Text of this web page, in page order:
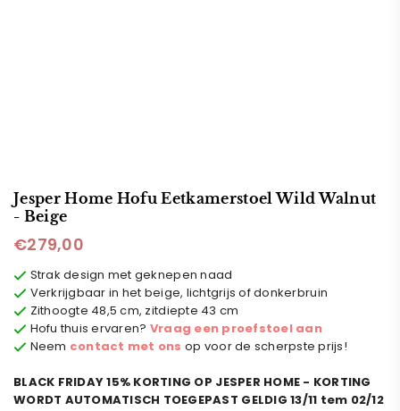
Jesper Home Hofu Eetkamerstoel Wild Walnut
- Beige
Normale
prijs
€279,00
Strak design met geknepen naad
Verkrijgbaar in het beige, lichtgrijs of donkerbruin
Zithoogte 48,5 cm, zitdiepte 43 cm
Hofu thuis ervaren? Vraag een proefstoel aan
Neem contact met ons op voor de scherpste prijs!
BLACK FRIDAY 15% KORTING OP JESPER HOME - KORTING
WORDT AUTOMATISCH TOEGEPAST GELDIG 13/11 tem 02/12